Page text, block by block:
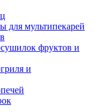
для мультипекарей
фруктов и
и